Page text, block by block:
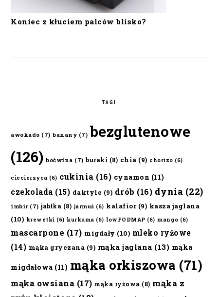
Koniec z kłuciem palców blisko?
TAGI
awokado (7) banany (7) bezglutenowe
(126) boćwina (7) buraki (8) chia (9) chorizo (6)
ciecierzyca (6) cukinia (16) cynamon (11)
czekolada (15) daktyle (9) drób (16) dynia (22)
imbir (7) jabłka (8) jarmuż (6) kalafior(9) kasza jaglana
(10) krewetki (6) kurkuma (6) lowFODMAP (6) mango (6)
mascarpone (17) migdały (10) mleko ryżowe
(14) mąka gryczana (9) mąka jaglana (13) mąka
migdałowa (11) mąka orkiszowa (71)
mąka owsiana (17) mąka ryżowa (8) mąka z